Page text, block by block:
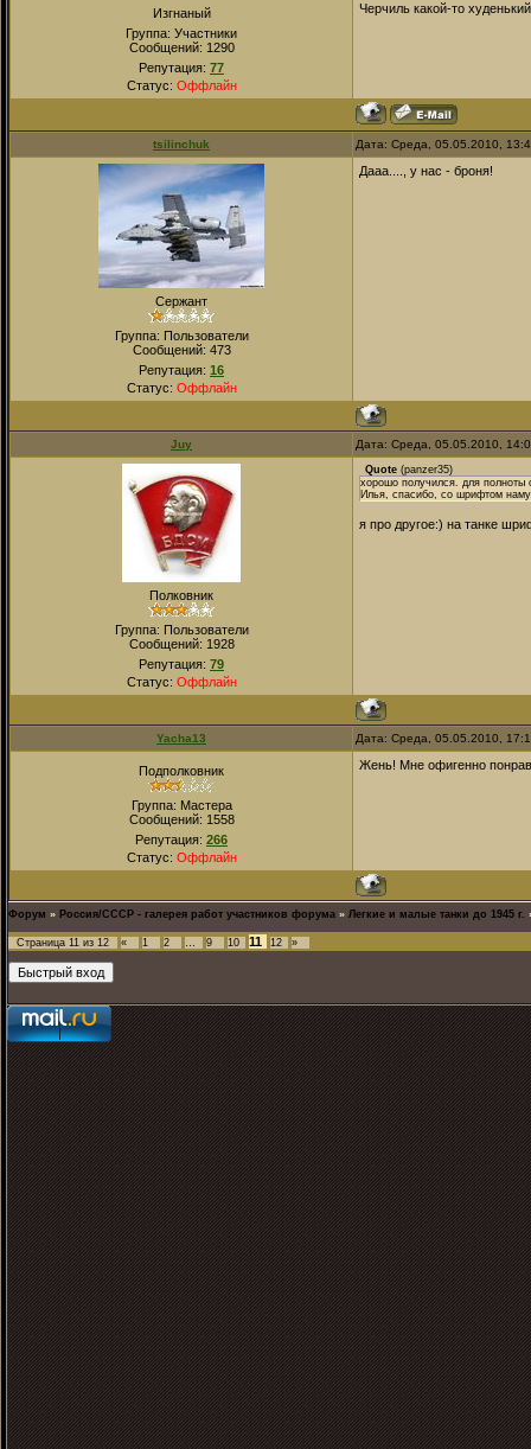
Изгнаный
Группа: Участники
Сообщений: 1290
Репутация: 77
Статус: Оффлайн
Черчиль какой-то
tsilinchuk Дата: Среда, 05.05.2010,
Сержант
Группа: Пользователи
Сообщений: 473
Репутация: 16
Статус: Оффлайн
Дааа...., у нас - броня!
Juy Дата: Среда, 05.05.2010,
Полковник
Группа: Пользователи
Сообщений: 1928
Репутация: 79
Статус: Оффлайн
Quote (panzer35)
хорошо получился. для полноты
Илья, спасибо, со шрифтом
я про другое:) на танке
Yacha13 Дата: Среда, 05.05.2010,
Подполковник
Группа: Мастера
Сообщений: 1558
Репутация: 266
Статус: Оффлайн
Жень! Мне офигенно
Форум » Россия/СССР - галерея работ участников форума » Легкие и малые танки до 1945 г.
Страница 11 из 12 « 1 2 … 9 10 11 12 »